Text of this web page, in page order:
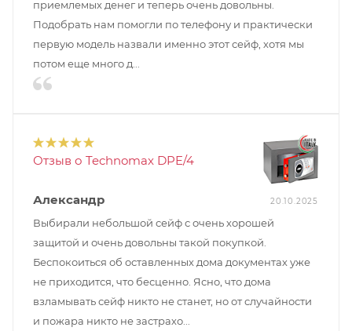
приемлемых денег и теперь очень довольны.
Подобрать нам помогли по телефону и практически
первую модель назвали именно этот сейф, хотя мы
потом еще много д...
Отзыв о Technomax DPE/4
20.10.2025
Александр
Выбирали небольшой сейф с очень хорошей
защитой и очень довольны такой покупкой.
Беспокоиться об оставленных дома документах уже
не приходится, что бесценно. Ясно, что дома
взламывать сейф никто не станет, но от случайности
и пожара никто не застрахо...